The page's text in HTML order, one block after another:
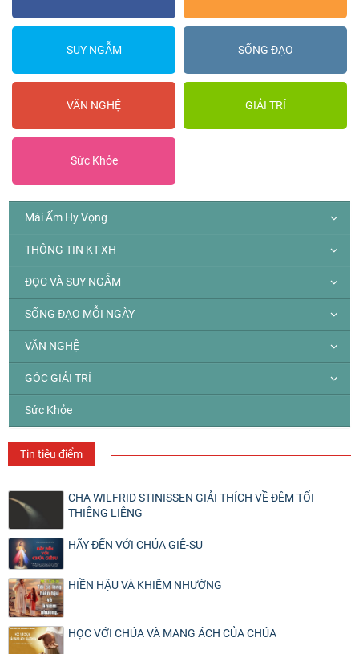
SUY NGẪM SỐNG ĐẠO
VĂN NGHỆ GIẢI TRÍ
Sức Khỏe
Mái Ấm Hy Vọng
THÔNG TIN KT-XH
ĐỌC VÀ SUY NGẪM
SỐNG ĐẠO MỖI NGÀY
VĂN NGHỆ
GÓC GIẢI TRÍ
Sức Khỏe
Tin tiêu điểm
CHA WILFRID STINISSEN GIẢI THÍCH VỀ ĐÊM TỐI
THIÊNG LIÊNG
HÃY ĐẾN VỚI CHÚA GIÊ-SU
HIỀN HẬU VÀ KHIÊM NHƯỜNG
HỌC VỚI CHÚA VÀ MANG ÁCH CỦA CHÚA